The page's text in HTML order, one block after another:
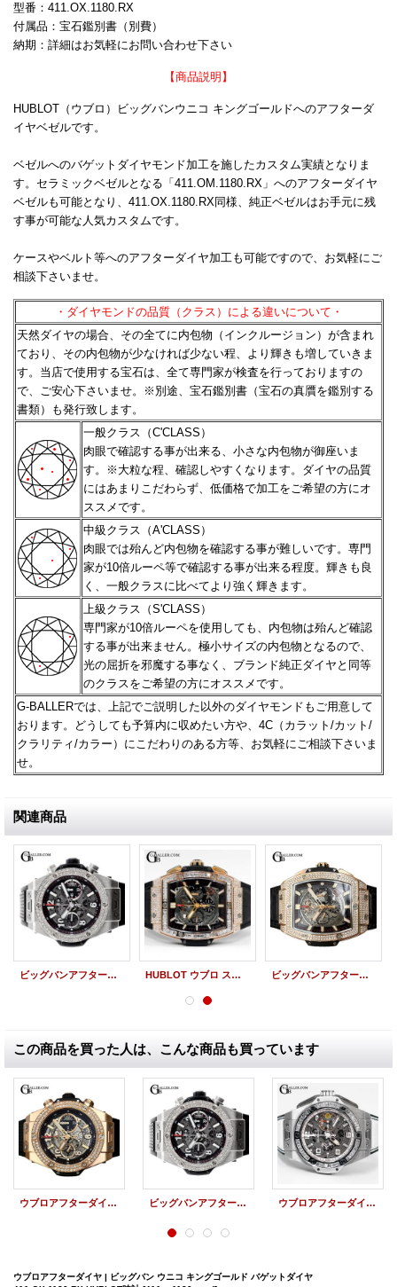
型番：411.OX.1180.RX
付属品：宝石鑑別書（別費）
納期：詳細はお気軽にお問い合わせ下さい
【商品説明】
HUBLOT（ウブロ）ビッグバンウニコ キングゴールドへのアフターダ
イヤベゼルです。
ベゼルへのバゲットダイヤモンド加工を施したカスタム実績となりま
す。セラミックベゼルとなる「411.OM.1180.RX」へのアフターダイヤ
ベゼルも可能となり、411.OX.1180.RX同様、純正ベゼルはお手元に残
す事が可能な人気カスタムです。
ケースやベルト等へのアフターダイヤ加工も可能ですので、お気軽にご
相談下さいませ。
・ダイヤモンドの品質（クラス）による違いについて・
天然ダイヤの場合、その全てに内包物（インクルージョン）が含まれ
ており、その内包物が少なければ少ない程、 より輝きも増していきま
す。当店で使用する宝石は、全て専門家が検査を行っておりますの
で、ご安心下さいませ。
※別途、宝石鑑別書（宝石の真贋を鑑別する
書類）も発行致します。
一般クラス（C'CLASS）
肉眼で確認する事が出来る、小さな内包物が御座いま
す。※大粒な程、確認しやすくなります。 ダイヤの品質
にはあまりこだわらず、低価格で加工をご希望の方にオ
ススメです。
中級クラス（A'CLASS）
肉眼では殆んど内包物を確認する事が難しいです。専門
家が10倍ルーペ等で確認する事が出来る程度。 輝きも良
く、一般クラスに比べてより強く輝きます。
上級クラス（S'CLASS）
専門家が10倍ルーペを使用しても、内包物は殆んど確認
する事が出来ません。極小サイズの内包物となるので、
光の屈折を邪魔する事なく、ブランド純正ダイヤと同等
のクラスをご希望の方にオススメです。
G-BALLERでは、上記でご説明した以外のダイヤモンドもご用意して
おります。どうしても予算内に収めたい方や、 4C（カラット/カット/
クラリティ/カラー）にこだわりのある方等、お気軽にご相談下さいま
せ。
関連商品
ビッグバンアフターダイヤ | ウブロビッグバン ウニコ チタニウム ベゼルダイヤ 411.NX.1170.RX HUBLOT時計 HUBLOT ウブロ スピリット オブ ビッグバン キングゴールド バゲットダイヤベゼル パヴェダイヤモンド 601.OM.0183.LR ビッグバンアフターダイヤ | スピリット オブ ビッグバン キングゴールド パヴェダイヤ 601.OM.0183.LR HUBLOT時計
この商品を買った人は、こんな商品も買っています
ウブロアフターダイヤ | ビッグバン ウニコ キングゴールド ベゼルダイヤ 411.OX.1180.RX HUBLOT時計 ビッグバンアフターダイヤ | ウブロビッグバン ウニコ チタニウム ベゼルダイヤ 411.NX.1170.RX HUBLOT時計 ウブロアフターダイヤ | ビッグバン フェラーリカリフォルニア30 ジャッポーネ HUBLOT時計
ウブロアフターダイヤ | ビッグバン ウニコ キングゴールド バゲットダイヤ